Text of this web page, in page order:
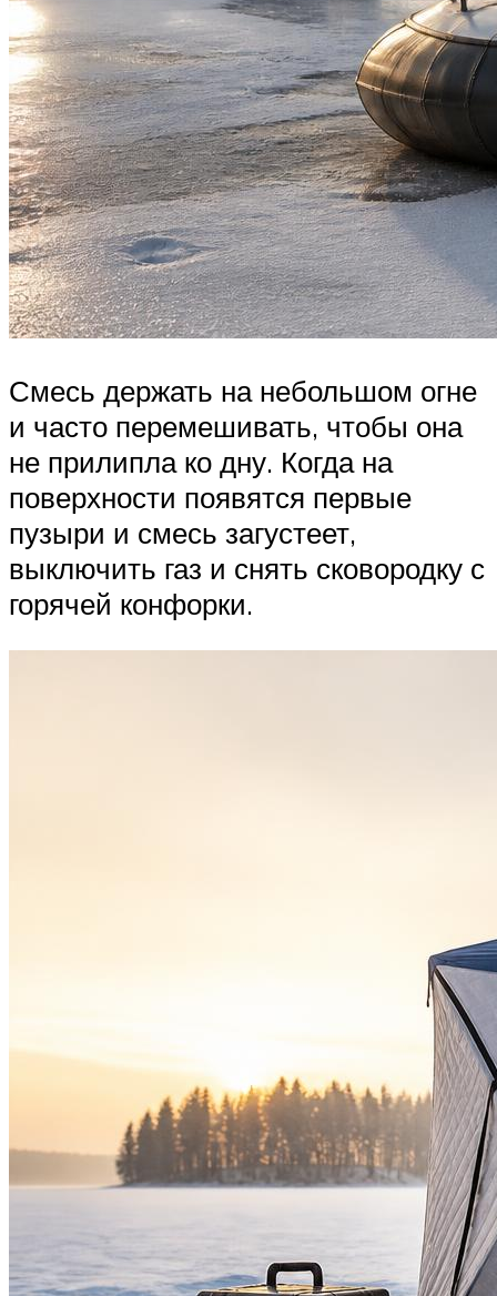
Смесь держать на небольшом огне
и часто перемешивать, чтобы она
не прилипла ко дну. Когда на
поверхности появятся первые
пузыри и смесь загустеет,
выключить газ и снять сковородку с
горячей конфорки.